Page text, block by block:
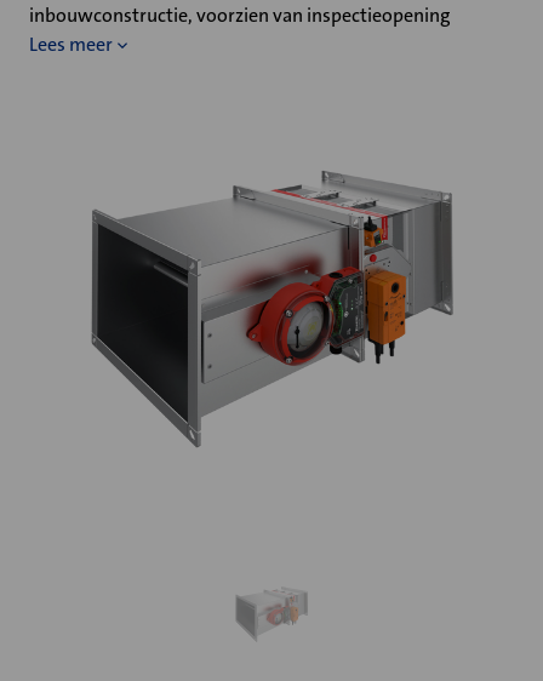
inbouwconstructie, voorzien van inspectieopening
Lees meer